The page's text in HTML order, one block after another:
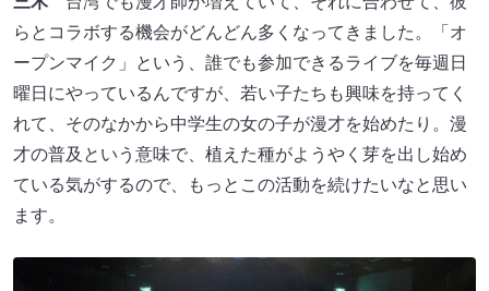
らとコラボする機会がどんどん多くなってきました。「オ
ープンマイク」という、誰でも参加できるライブを毎週日
曜日にやっているんですが、若い子たちも興味を持ってく
れて、そのなかから中学生の女の子が漫才を始めたり。漫
才の普及という意味で、植えた種がようやく芽を出し始め
ている気がするので、もっとこの活動を続けたいなと思い
ます。